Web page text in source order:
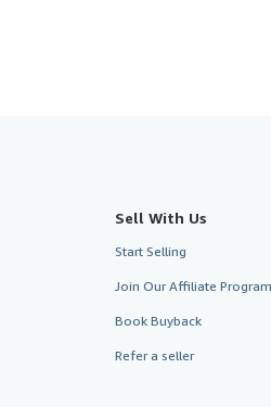
Sell With Us
Start Selling
Join Our Affiliate Program
Book Buyback
Refer a seller